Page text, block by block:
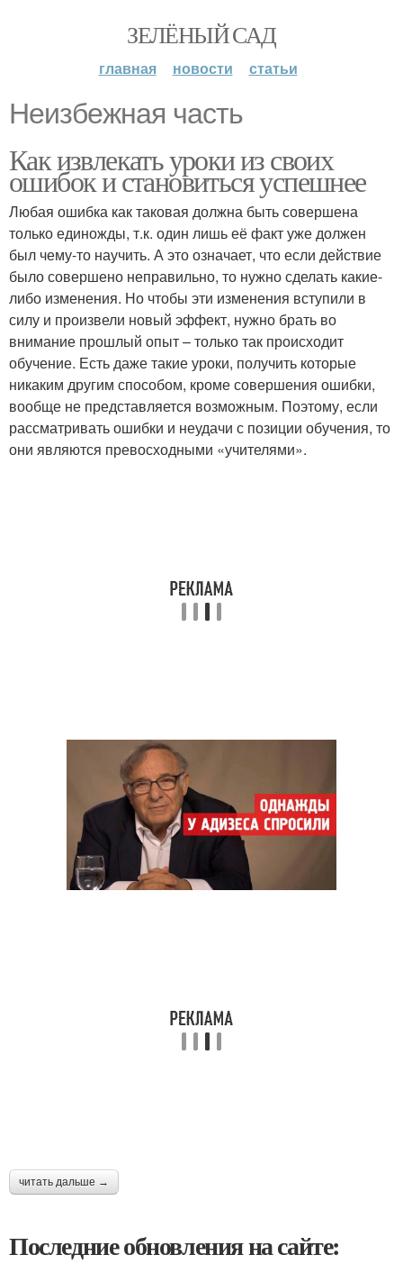
ЗЕЛЁНЫЙ САД
главная новости статьи
Неизбежная часть
Как извлекать уроки из своих
ошибок и становиться успешнее
Любая ошибка как таковая должна быть совершена
только единожды, т.к. один лишь её факт уже должен
был чему-то научить. А это означает, что если действие
было совершено неправильно, то нужно сделать какие-
либо изменения. Но чтобы эти изменения вступили в
силу и произвели новый эффект, нужно брать во
внимание прошлый опыт – только так происходит
обучение. Есть даже такие уроки, получить которые
никаким другим способом, кроме совершения ошибки,
вообще не представляется возможным. Поэтому, если
рассматривать ошибки и неудачи с позиции обучения, то
они являются превосходными «учителями».
читать дальше →
Последние обновления на сайте: